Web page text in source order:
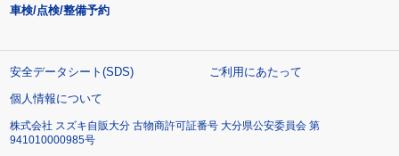
車検/点検/整備予約
安全データシート(SDS)
ご利用にあたって
個人情報について
株式会社 スズキ自販大分 古物商許可証番号 大分県公安委員会 第
941010000985号